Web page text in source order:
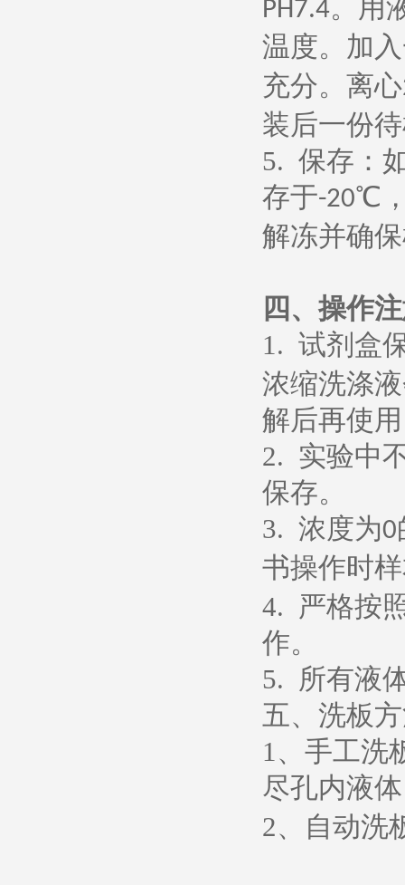
PH7.4。用
温度。加
充分。离心
装后一份
5. 保存：
存于-20℃
解冻并确
四、操作
1. 试剂盒
浓缩洗涤
解后再使
2. 实验中
保存。
3. 浓度为0
书操作时
4. 严格按
作。
5. 所有液
五、洗板
1、 手工洗
尽孔内液
2、 自动洗